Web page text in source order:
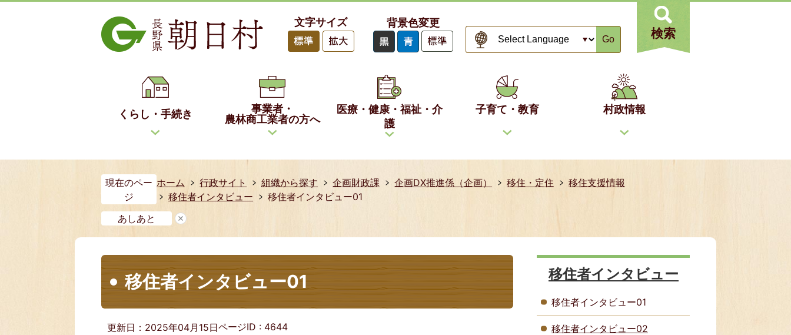
文字サイズ 背景色変更
Go 検索
くらし・手続き
事業者・
農林商工業者の方へ
医療・健康・福祉・介
護
子育て・教育 村政情報
現在のペー
ジ
ホーム 行政サイト 組織から探す 企画財政課 企画DX推進係（企画） 移住・定住
移住支援情報
移住者インタビュー
移住者インタビュー01
あしあと
移住者インタビュー01
更新日：2025年04月15日ページID : 4644
移住者インタビュー
移住者インタビュー01
移住者インタビュー02